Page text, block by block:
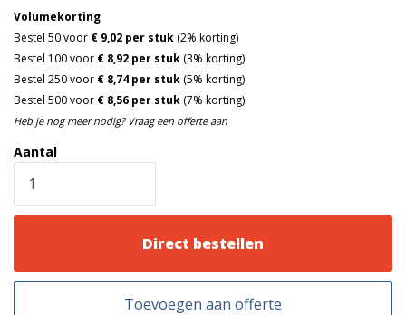
Aantal
Volumekorting
Bestel 50 voor € 9,02 per stuk (2% korting)
Bestel 100 voor € 8,92 per stuk (3% korting)
Bestel 250 voor € 8,74 per stuk (5% korting)
Bestel 500 voor € 8,56 per stuk (7% korting)
Heb je nog meer nodig? Vraag een offerte aan
Direct bestellen
Toevoegen aan offerte